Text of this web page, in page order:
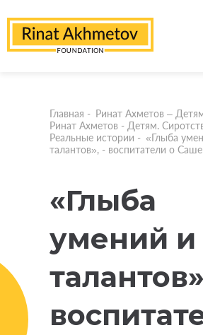
Главная - Ринат Ахметов –
Ринат Ахметов - Детям.
Реальные истории - «Глыба
талантов», - воспитатели о
«Глыба
умений и